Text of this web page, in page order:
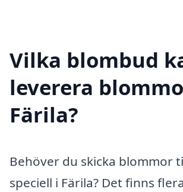
Vilka blombud
leverera
Färila?
Behöver du skicka blommor
speciell i Färila? Det finns